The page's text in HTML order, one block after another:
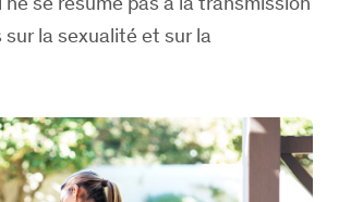
sur la sexualité et sur la